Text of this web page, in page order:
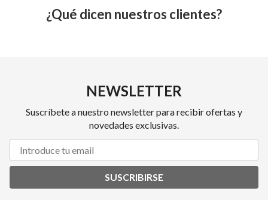
¿Qué dicen nuestros clientes?
NEWSLETTER
Suscríbete a nuestro newsletter para recibir ofertas y
novedades exclusivas.
SUSCRIBIRSE